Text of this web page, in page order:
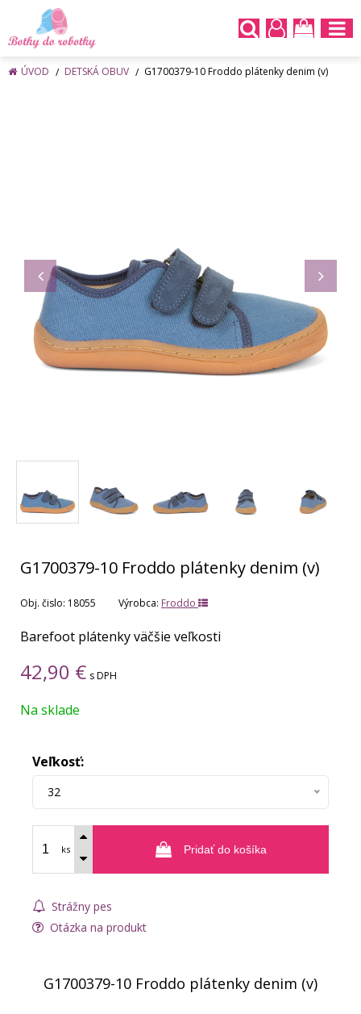
ÚVOD DETSKÁ OBUV G1700379-10 Froddo plátenky denim (v)
G1700379-10 Froddo plátenky denim (v)
Obj. čislo: 18055 Výrobca: Froddo
Barefoot plátenky väčšie veľkosti
42,90 € s DPH
Na sklade
Veľkosť:
32
ks Pridať do košíka
Strážny pes
Otázka na produkt
G1700379-10 Froddo plátenky denim (v)